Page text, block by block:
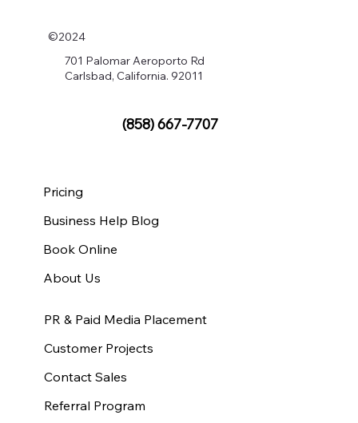
(858) 667-7707
Pricing
Business Help Blog
Book Online
About Us
©2024
701 Palomar Aeroporto Rd
Carlsbad, California. 92011
PR & Paid Media Placement
Customer Projects
Contact Sales
Referral Program